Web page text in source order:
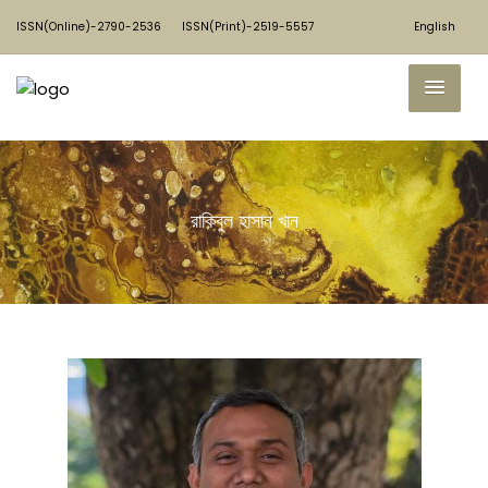
ISSN(Online)-2790-2536 ISSN(Print)-2519-5557 English
রাকিবুল হাসান খান